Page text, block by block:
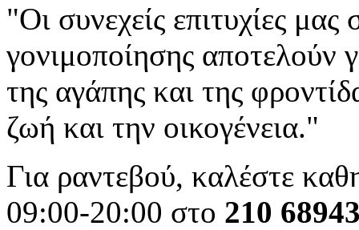
"Οι συνεχείς επιτυχίες
γονιμοποίησης αποτελούν
της αγάπης και της
ζωή και την οικογένεια."
Για ραντεβού, καλέστε
09:00-20:00 στο 210